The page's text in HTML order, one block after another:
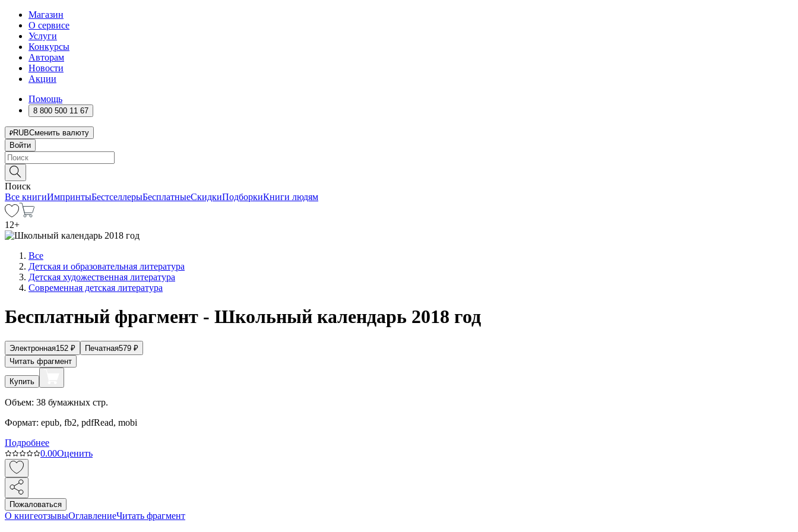
Магазин
О сервисе
Услуги
Конкурсы
Авторам
Новости
Акции
Помощь
8 800 500 11 67
RUBСменить валюту
Войти
Поиск
Все книгиИмпринтыБестселлерыБесплатныеСкидкиПодборкиКниги людям
12+
Все
Детская и образовательная литература
Детская художественная литература
Современная детская литература
Бесплатный фрагмент - Школьный календарь 2018 год
Электронная152 ₽ Печатная579 ₽
Читать фрагмент
Купить
Объем: 38 бумажных стр.
Формат: epub, fb2, pdfRead, mobi
Подробнее
0.00Оценить
Пожаловаться
О книгеотзывыОглавлениеЧитать фрагмент